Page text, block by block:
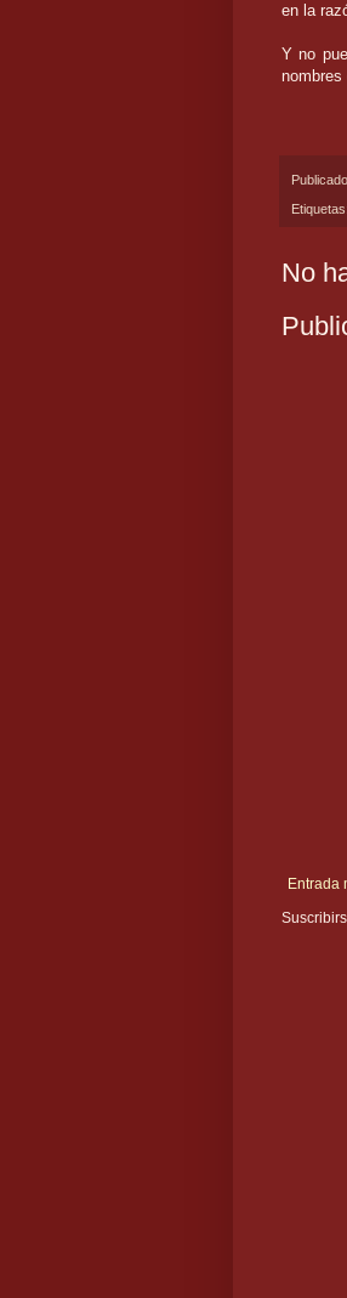
en la
Y no
nombres
Etiquetas:
No
Entrada